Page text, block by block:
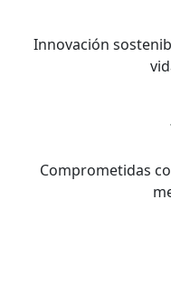
Innovación
Comprometidas